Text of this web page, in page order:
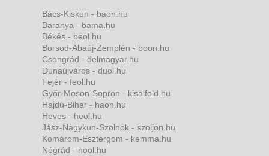
Bács-Kiskun - baon.hu
Baranya - bama.hu
Békés - beol.hu
Borsod-Abaúj-Zemplén - boon.hu
Csongrád - delmagyar.hu
Dunaújváros - duol.hu
Fejér - feol.hu
Győr-Moson-Sopron - kisalfold.hu
Hajdú-Bihar - haon.hu
Heves - heol.hu
Jász-Nagykun-Szolnok - szoljon.hu
Komárom-Esztergom - kemma.hu
Nógrád - nool.hu